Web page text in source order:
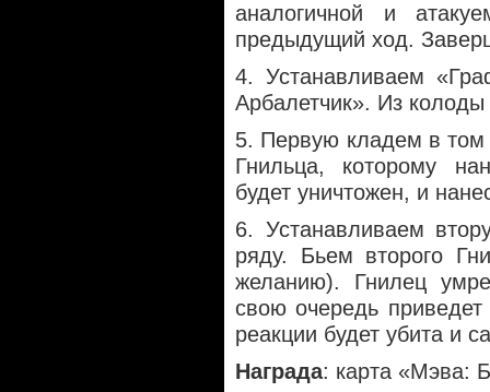
аналогичной и
предыдущий ход.
4. Устанавливаем
Арбалетчик». Из
5. Первую кладем в том
Гнильца, которому
будет уничтожен, и
6. Устанавливаем
ряду. Бьем второго
желанию). Гнилец
свою очередь приведет
реакции будет убита и
Награда: карта «Мэва: